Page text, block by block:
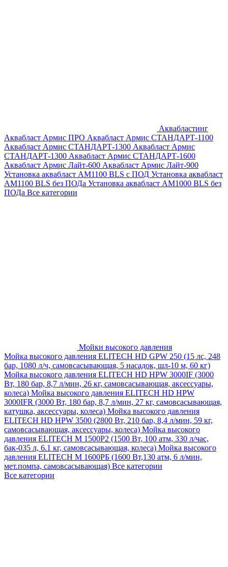
Аквабластинг
Аквабласт Армис ПРО Аквабласт Армис СТАНДАРТ-1100
Аквабласт Армис СТАНДАРТ-1300 Аквабласт Армис
СТАНДАРТ-1300 Аквабласт Армис СТАНДАРТ-1600
Аквабласт Армис Лайт-600 Аквабласт Армис Лайт-900
Установка аквабласт AM1100 BLS с ПОД Установка аквабласт
AM1100 BLS без ПОДа Установка аквабласт AM1000 BLS без
ПОДа Все категории
Мойки высокого давления
Мойка высокого давления ELITECH HD GPW 250 (15 лс, 248
бар, 1080 л/ч, самовсасывающая, 5 насадок, шл-10 м, 60 кг)
Мойка высокого давления ELITECH HD HPW 3000IF (3000
Вт, 180 бар, 8,7 л/мин, 26 кг, самовсасывающая, аксессуары,
колеса) Мойка высокого давления ELITECH HD HPW
3000IFR (3000 Вт, 180 бар, 8,7 л/мин, 27 кг, самовсасывающая,
катушка, аксессуары, колеса) Мойка высокого давления
ELITECH HD HPW 3500 (2800 Вт, 210 бар, 8,4 л/мин, 59 кг,
самовсасывающая, аксессуары, колеса) Мойка высокого
давления ELITECH M 1500P2 (1500 Вт, 100 атм, 330 л/час,
бак-035 л, 6.1 кг, самовсасывающая, колеса) Мойка высокого
давления ELITECH М 1600РБ (1600 Вт,130 атм, 6 л/мин,
мет.помпа, самовсасывающая) Все категории
Все категории